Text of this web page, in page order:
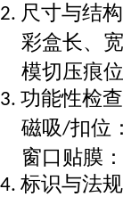
2. 尺寸与结
彩盒长、
模切压痕
3. 功能性检
磁吸/扣位
窗口贴膜
4. 标识与法